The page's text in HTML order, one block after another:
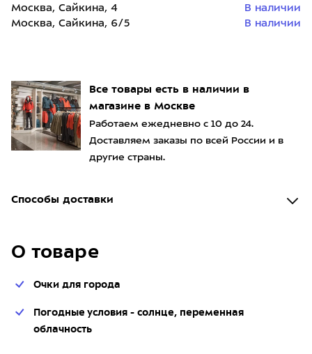
Все товары есть в наличии в
магазине в Москве
Работаем ежедневно с 10 до 24.
Доставляем заказы по всей России и в
другие страны.
Способы доставки
О товаре
Очки для города
Погодные условия - солнце, переменная
облачность
Москва, Сайкина, 4
В наличии
Москва, Сайкина, 6/5
В наличии